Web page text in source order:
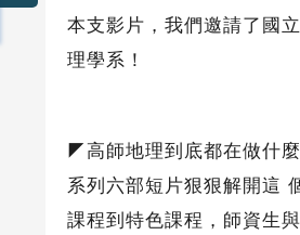
本支影片，我們邀請了 國
理學系 ！
◤ 高師地理到底都在做什
系列六部短片狠狠解開這
課程到特色課程，師資生